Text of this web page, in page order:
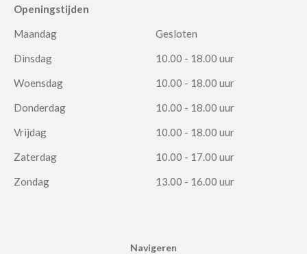
Openingstijden
Maandag
Gesloten
Dinsdag
10.00 - 18.00 uur
Woensdag
10.00 - 18.00 uur
Donderdag
10.00 - 18.00 uur
Vrijdag
10.00 - 18.00 uur
Zaterdag
10.00 - 17.00 uur
Zondag
13.00 - 16.00 uur
Navigeren